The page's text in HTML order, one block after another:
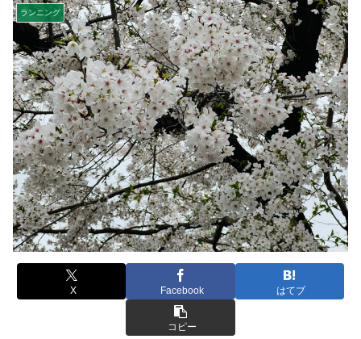
ランニング
X Facebook はてブ
コピー